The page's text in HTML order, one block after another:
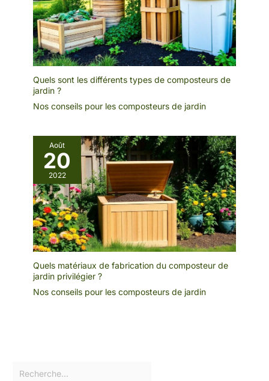
Quels sont les différents types de composteurs de
jardin ?
Nos conseils pour les composteurs de jardin
Août
20
2022
Quels matériaux de fabrication du composteur de
jardin privilégier ?
Nos conseils pour les composteurs de jardin